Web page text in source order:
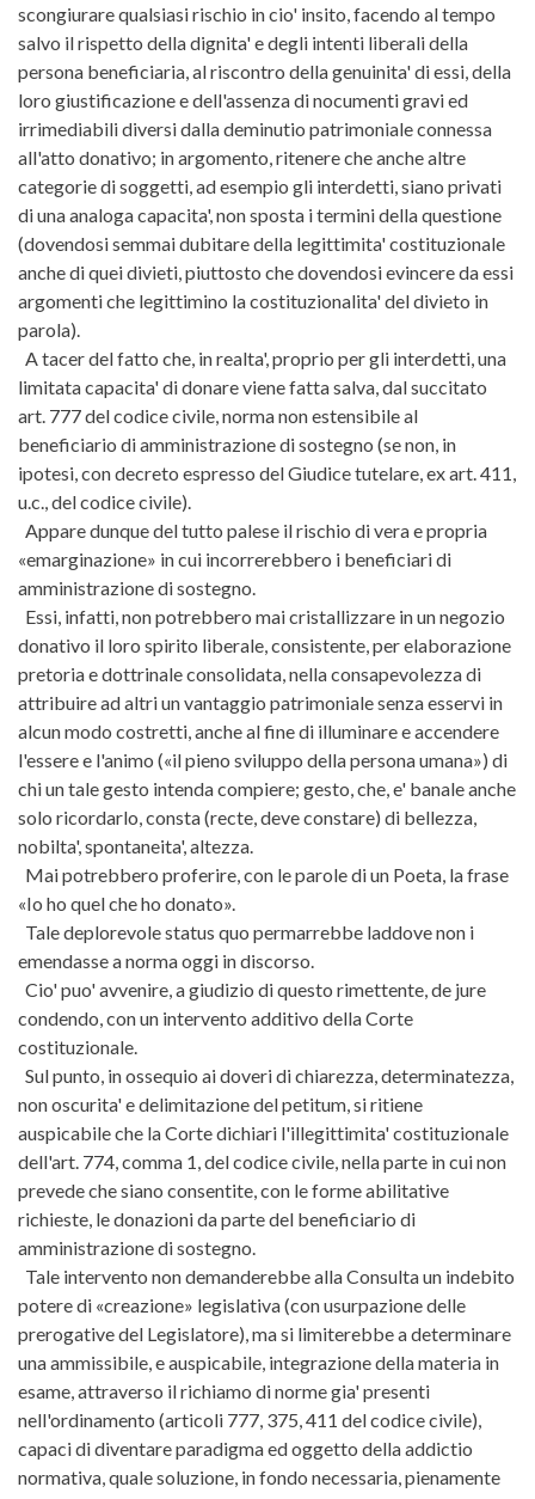
scongiurare qualsiasi rischio in cio' insito, facendo al tempo
salvo il rispetto della dignita' e degli intenti liberali della
persona beneficiaria, al riscontro della genuinita' di essi, della
loro giustificazione e dell'assenza di nocumenti gravi ed
irrimediabili diversi dalla deminutio patrimoniale connessa
all'atto donativo; in argomento, ritenere che anche altre
categorie di soggetti, ad esempio gli interdetti, siano privati
di una analoga capacita', non sposta i termini della questione
(dovendosi semmai dubitare della legittimita' costituzionale
anche di quei divieti, piuttosto che dovendosi evincere da essi
argomenti che legittimino la costituzionalita' del divieto in
parola).
A tacer del fatto che, in realta', proprio per gli interdetti, una
limitata capacita' di donare viene fatta salva, dal succitato
art. 777 del codice civile, norma non estensibile al
beneficiario di amministrazione di sostegno (se non, in
ipotesi, con decreto espresso del Giudice tutelare, ex art. 411,
u.c., del codice civile).
Appare dunque del tutto palese il rischio di vera e propria
«emarginazione» in cui incorrerebbero i beneficiari di
amministrazione di sostegno.
Essi, infatti, non potrebbero mai cristallizzare in un negozio
donativo il loro spirito liberale, consistente, per elaborazione
pretoria e dottrinale consolidata, nella consapevolezza di
attribuire ad altri un vantaggio patrimoniale senza esservi in
alcun modo costretti, anche al fine di illuminare e accendere
l'essere e l'animo («il pieno sviluppo della persona umana») di
chi un tale gesto intenda compiere; gesto, che, e' banale anche
solo ricordarlo, consta (recte, deve constare) di bellezza,
nobilta', spontaneita', altezza.
Mai potrebbero proferire, con le parole di un Poeta, la frase
«Io ho quel che ho donato».
Tale deplorevole status quo permarrebbe laddove non i
emendasse a norma oggi in discorso.
Cio' puo' avvenire, a giudizio di questo rimettente, de jure
condendo, con un intervento additivo della Corte
costituzionale.
Sul punto, in ossequio ai doveri di chiarezza, determinatezza,
non oscurita' e delimitazione del petitum, si ritiene
auspicabile che la Corte dichiari l'illegittimita' costituzionale
dell'art. 774, comma 1, del codice civile, nella parte in cui non
prevede che siano consentite, con le forme abilitative
richieste, le donazioni da parte del beneficiario di
amministrazione di sostegno.
Tale intervento non demanderebbe alla Consulta un indebito
potere di «creazione» legislativa (con usurpazione delle
prerogative del Legislatore), ma si limiterebbe a determinare
una ammissibile, e auspicabile, integrazione della materia in
esame, attraverso il richiamo di norme gia' presenti
nell'ordinamento (articoli 777, 375, 411 del codice civile),
capaci di diventare paradigma ed oggetto della addictio
normativa, quale soluzione, in fondo necessaria, pienamente